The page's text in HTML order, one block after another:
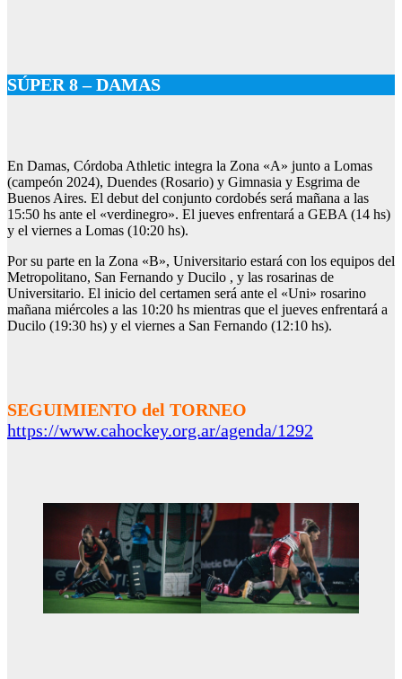
SÚPER 8 – DAMAS
En Damas, Córdoba Athletic integra la Zona «A» junto a Lomas
(campeón 2024), Duendes (Rosario) y Gimnasia y Esgrima de
Buenos Aires. El debut del conjunto cordobés será mañana a las
15:50 hs ante el «verdinegro». El jueves enfrentará a GEBA (14 hs)
y el viernes a Lomas (10:20 hs).
Por su parte en la Zona «B», Universitario estará con los equipos del
Metropolitano, San Fernando y Ducilo , y las rosarinas de
Universitario. El inicio del certamen será ante el «Uni» rosarino
mañana miércoles a las 10:20 hs mientras que el jueves enfrentará a
Ducilo (19:30 hs) y el viernes a San Fernando (12:10 hs).
SEGUIMIENTO del TORNEO
https://www.cahockey.org.ar/agenda/1292